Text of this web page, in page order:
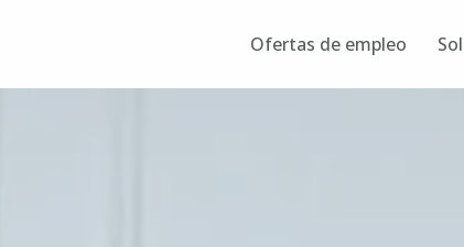
Ofertas de empleo